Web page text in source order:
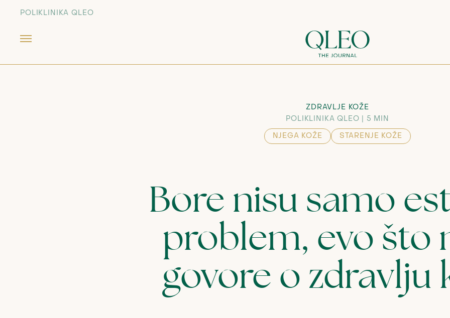
POLIKLINIKA QLEO
ZDRAVLJE KOŽE
POLIKLINIKA QLEO
5 MIN
NJEGA KOŽE STARENJE KOŽE
Bore nisu samo
problem, evo što
govore o zdravlju